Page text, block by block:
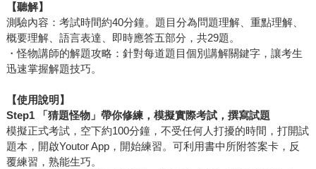
【聽解】
測驗內容：考試時間約40分鐘。題目分為問題理解、重點理解、
概要理解、語言表達、即時應答五部分，共29題。
・怪物講師的解題攻略：針對每道題目個別講解關鍵字，讓考生
迅速掌握解題技巧。
【使用說明】
Step1 「猜題怪物」帶你修練，模擬實際考試，撰寫試題
模擬正式考試，空下約100分鐘，不受任何人打擾的時間，打開試
題本，開啟Youtor App，開始練習。可利用書中所附答案卡，反
覆練習，熟能生巧。